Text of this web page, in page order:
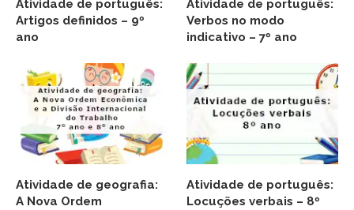
Atividade de português:
Artigos definidos – 9º
ano
Atividade de português:
Verbos no modo
indicativo – 7º ano
Atividade de geografia:
A Nova Ordem
Atividade de português:
Locuções verbais – 8º